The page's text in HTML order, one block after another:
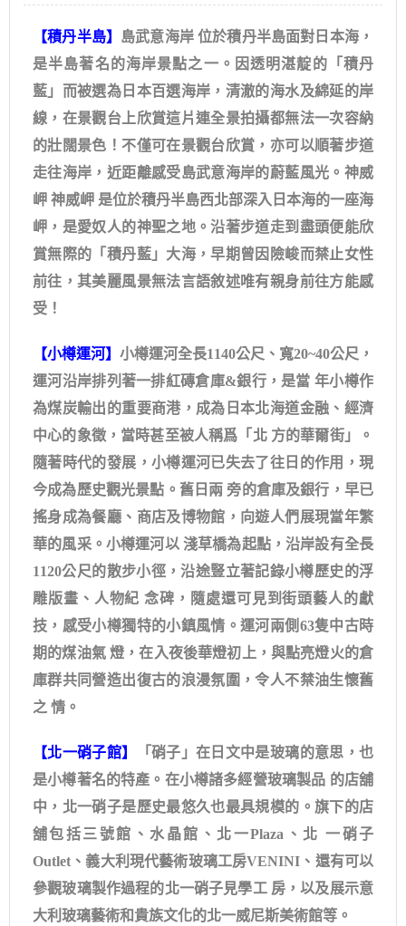
【積丹半島】 島武意海岸 位於積丹半島面對日本海，
是半島著名的海岸景點之一。因透明湛靛的「積丹
藍」而被選為日本百選海岸，清澈的海水及綿延的岸
線，在景觀台上欣賞這片連全景拍攝都無法一次容納
的壯闊景色！不僅可在景觀台欣賞，亦可以順著步道
走往海岸，近距離感受島武意海岸的蔚藍風光。神威
岬 神威岬 是位於積丹半島西北部深入日本海的一座海
岬，是愛奴人的神聖之地。沿著步道走到盡頭便能欣
賞無際的「積丹藍」大海，早期曾因險峻而禁止女性
前往，其美麗風景無法言語敘述唯有親身前往方能感
受！
【小樽運河】 小樽運河全長1140公尺、寬20~40公尺，
運河沿岸排列著一排紅磚倉庫&銀行，是當 年小樽作
為煤炭輸出的重要商港，成為日本北海道金融、經濟
中心的象徵，當時甚至被人稱爲「北 方的華爾街」。
隨著時代的發展，小樽運河已失去了往日的作用，現
今成為歷史觀光景點。舊日兩 旁的倉庫及銀行，早已
搖身成為餐廳、商店及博物館，向遊人們展現當年繁
華的風采。小樽運河以 淺草橋為起點，沿岸設有全長
1120公尺的散步小徑，沿途豎立著記錄小樽歷史的浮
雕版畫、人物紀 念碑，隨處還可見到街頭藝人的獻
技，感受小樽獨特的小鎮風情。運河兩側63隻中古時
期的煤油氣 燈，在入夜後華燈初上，與點亮燈火的倉
庫群共同營造出復古的浪漫氛圍，令人不禁油生懷舊
之 情。
【北一硝子館】
「硝子」在日文中是玻璃的意思，也
是小樽著名的特產。在小樽諸多經營玻璃製品 的店舖
中，北一硝子是歷史最悠久也最具規模的。旗下的店
舖包括三號館、水晶館、北一Plaza、北 一硝子
Outlet、義大利現代藝術玻璃工房VENINI、還有可以
參觀玻璃製作過程的北一硝子見學工 房，以及展示意
大利玻璃藝術和貴族文化的北一威尼斯美術館等。